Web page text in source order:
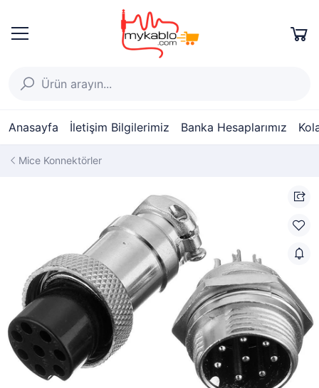
Anasayfa İletişim Bilgilerimiz Banka Hesaplarımız
Mice Konnektörler